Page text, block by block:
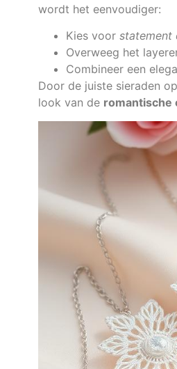
wordt het eenvoudiger:
Kies voor statement
Overweeg het
Combineer een
Door de juiste sieraden
look van de romantische